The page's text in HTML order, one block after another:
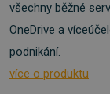
všechny běžné
OneDrive a
podnikání.
více o produktu